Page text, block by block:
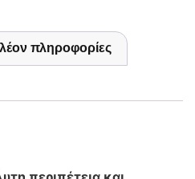
πληροφορίες